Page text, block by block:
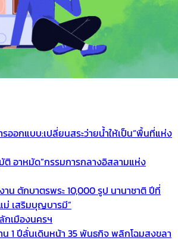
ออกแบบ:เปลี่ยนสระว่ายน้ำให้เป็น“พื้นที่แห่ง
ติ อาหมัด”กรรมการกลางอิสลามแห่ง
น ตักบาตรพระ 10,000 รูป นานาชาติ ปีที่
ม่ เสริมบุญบารมี”
กเมืองนครฯ
น 1 ปีลั่นเดินหน้า 35 พันธกิจ พลิกโฉมสงขลา